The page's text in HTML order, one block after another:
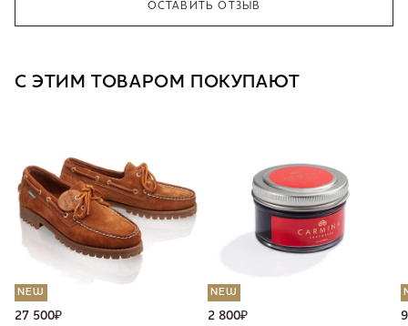
ОСТАВИТЬ ОТЗЫВ
С ЭТИМ ТОВАРОМ ПОКУПАЮТ
NEW
27 500₽
NEW
2 800₽